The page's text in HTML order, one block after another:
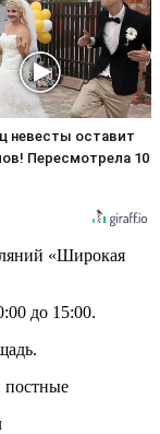
невесты оставит
Пересмотрела 10
«Широкая
до 15:00.
постные